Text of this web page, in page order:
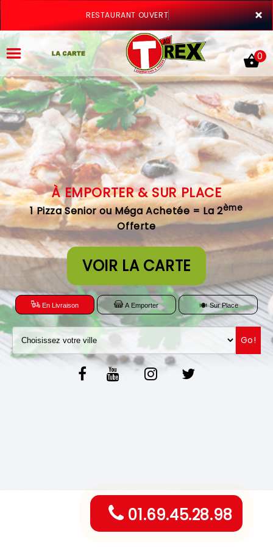
×
RESTAURANT OUVERT
01.69.45.28.98
ACCUEIL
LA CARTE
VOTRE COMPTE
NOTRE RESTAURANT
VOS AVIS
MENTIONS LÉGALES
C.G.V
0
À EMPORTER & SUR PLACE
1 Pizza Senior ou Méga Achetée = La 2ème
Offerte
VOIR LA CARTE
En Livraison A Emporter Sur Place
Go!